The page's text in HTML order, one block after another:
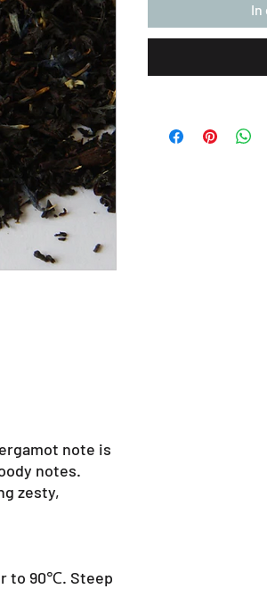
note is
notes.
zesty,
to 90℃. Steep
In